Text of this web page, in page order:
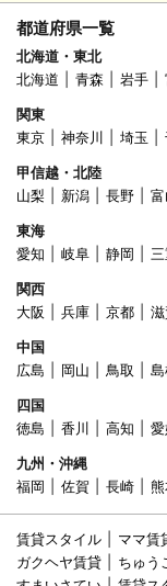
都道府県一覧
北海道・東北
北海道
青森 岩手
関東
東京
神奈川 埼玉
甲信越・北陸
山梨
新潟 長野
東海
愛知
岐阜 静岡
関西
大阪
兵庫 京都
中国
広島
岡山 鳥取
四国
徳島
香川 高知
九州・沖縄
福岡
佐賀 長崎
賃貸スタイル ママ賃
ガクヘヤ賃貸
ちゅう